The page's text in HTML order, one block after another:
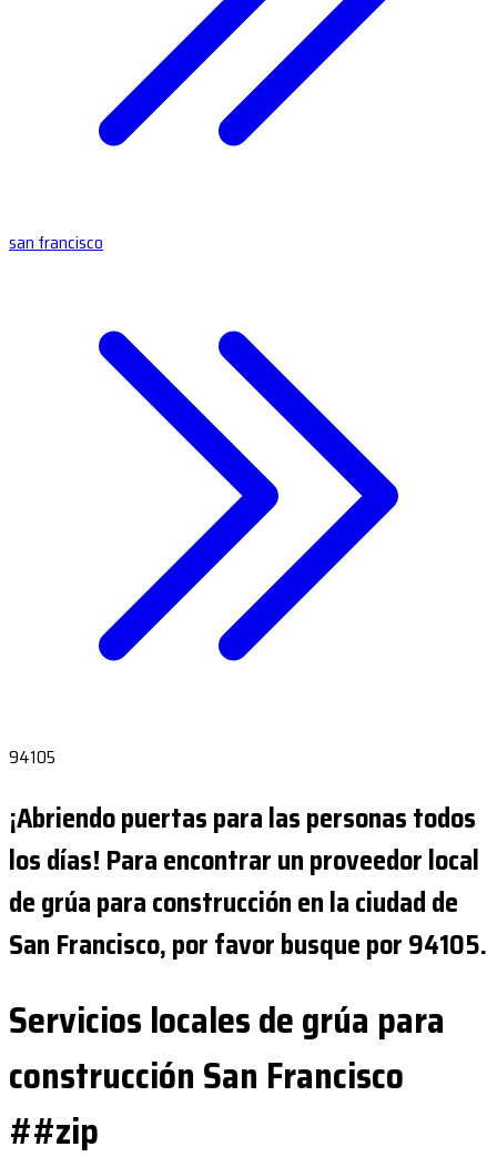
san francisco
94105
¡Abriendo puertas para las personas todos
los días! Para encontrar un proveedor local
de grúa para construcción en la ciudad de
San Francisco, por favor busque por 94105.
Servicios locales de grúa para
construcción San Francisco
##zip